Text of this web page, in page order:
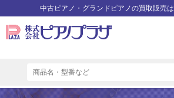
中古ピアノ・グランドピアノの買取販売